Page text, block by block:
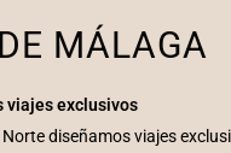
MÁLAGA
viajes exclusivos
diseñamos viajes